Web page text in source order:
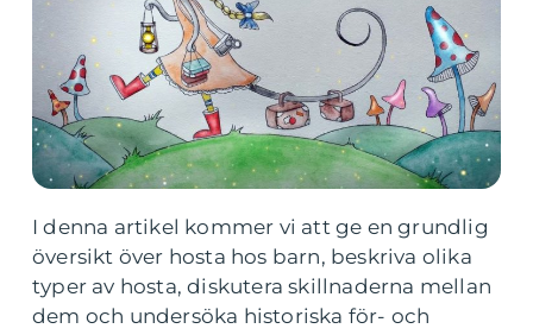
I denna artikel kommer vi att ge en grundlig
översikt över hosta hos barn, beskriva olika
typer av hosta, diskutera skillnaderna mellan
dem och undersöka historiska för- och